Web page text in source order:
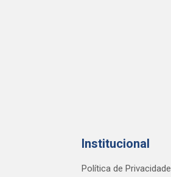
Institucional
Política de Privacidade